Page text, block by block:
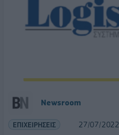
Newsroom
ΕΠΙΧΕΙΡΗΣΕΙΣ 27/07/2022